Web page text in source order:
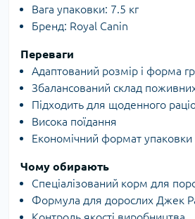
Вага упаковки: 7.5 кг
Бренд: Royal Canin
Переваги
Адаптований розмір і форма
Збалансований склад
Підходить для щоденного
Висока поїдання
Економічний формат упаковки
Чому обирають
Спеціалізований корм для
Формула для дорослих Джек